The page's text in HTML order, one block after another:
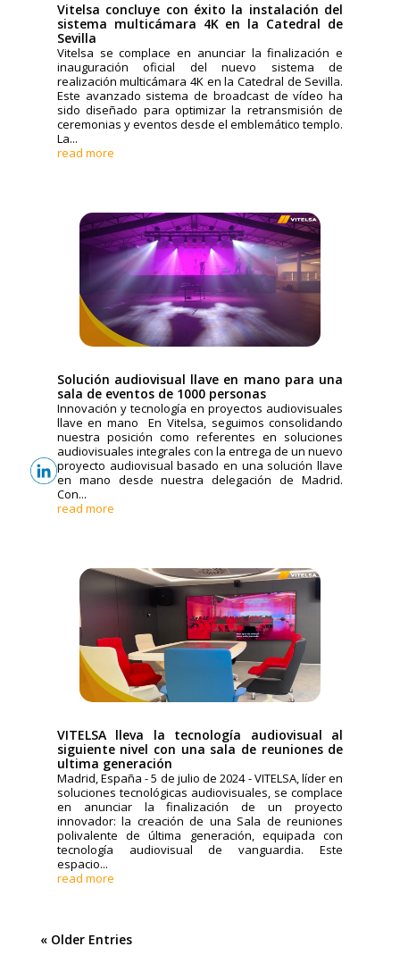
Vitelsa concluye con éxito la instalación del
sistema multicámara 4K en la Catedral de
Sevilla
Vitelsa se complace en anunciar la finalización e
inauguración oficial del nuevo sistema de
realización multicámara 4K en la Catedral de Sevilla.
Este avanzado sistema de broadcast de vídeo ha
sido diseñado para optimizar la retransmisión de
ceremonias y eventos desde el emblemático templo.
La...
read more
Solución audiovisual llave en mano para una
sala de eventos de 1000 personas
Innovación y tecnología en proyectos audiovisuales
llave en mano En Vitelsa, seguimos consolidando
nuestra posición como referentes en soluciones
audiovisuales integrales con la entrega de un nuevo
proyecto audiovisual basado en una solución llave
en mano desde nuestra delegación de Madrid.
Con...
read more
VITELSA lleva la tecnología audiovisual al
siguiente nivel con una sala de reuniones de
ultima generación
Madrid, España - 5 de julio de 2024 - VITELSA, líder en
soluciones tecnológicas audiovisuales, se complace
en anunciar la finalización de un proyecto
innovador: la creación de una Sala de reuniones
polivalente de última generación, equipada con
tecnología audiovisual de vanguardia. Este
espacio...
read more
« Older Entries